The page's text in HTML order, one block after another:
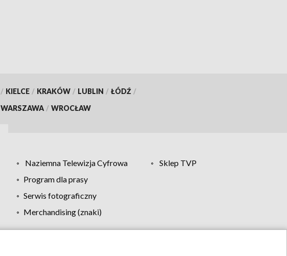
/ KIELCE / KRAKÓW / LUBLIN / ŁÓDŹ /
WARSZAWA / WROCŁAW
Naziemna Telewizja Cyfrowa
Sklep TVP
Program dla prasy
Serwis fotograficzny
Merchandising (znaki)